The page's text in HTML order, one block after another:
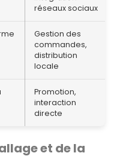
réseaux sociaux
Gestion des
commandes,
distribution
locale
Promotion,
interaction
directe
et de la